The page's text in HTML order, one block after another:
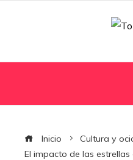
Inicio
Cultura y
El impacto de las